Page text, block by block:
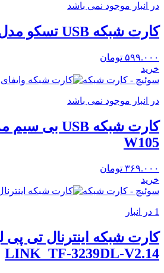
در انبار موجود نمی باشد
کارت شبکه USB تسکو مدل TW 1000
۵۹۹.۰۰۰ تومان
خرید
سوئیچ - کارت شبکه
در انبار موجود نمی باشد
W105
۳۶۹.۰۰۰ تومان
خرید
سوئیچ - کارت شبکه
1 در انبار
LINK_TF-3239DL-V2.14